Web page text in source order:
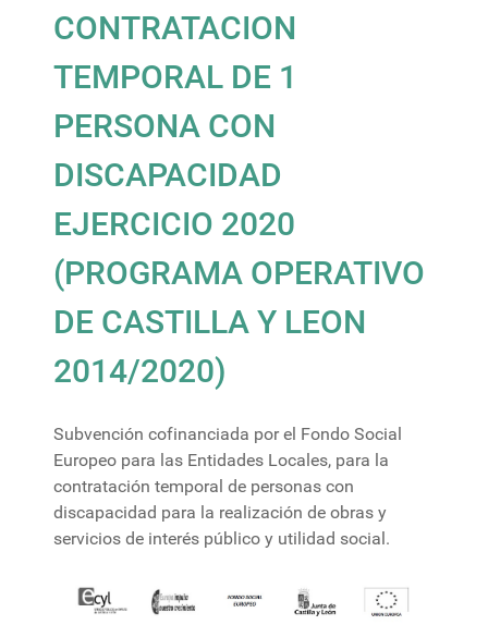
CONTRATACION
TEMPORAL DE 1
PERSONA CON
DISCAPACIDAD
EJERCICIO 2020
(PROGRAMA OPERATIVO
DE CASTILLA Y LEON
2014/2020)
Subvención cofinanciada por el Fondo Social
Europeo para las Entidades Locales, para la
contratación temporal de personas con
discapacidad para la realización de obras y
servicios de interés público y utilidad social.